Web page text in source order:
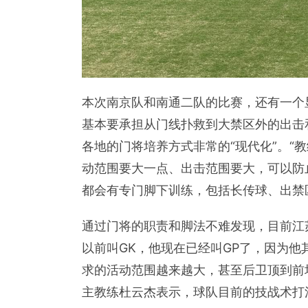
本次南京队和南通二队的比赛，还有一
基本要承担从门线扑救到大禁区外的出
各地的门将培养方式非常的“现代化”。“
动范围要大一点、出击范围要大，可以
都会有专门脚下训练，包括长传球、出
通过门将的职责和脚法不难发现，目前
以前叫GK，他现在已经叫GP了，因为
求的活动范围越来越大，甚至后卫顶到
主教练杜云杰表示，球队目前的技战术